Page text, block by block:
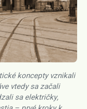
vtedy sa začali
sa električky,